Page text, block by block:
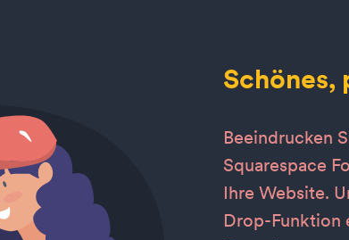
Schönes,
Beeindrucken
Squarespace
Ihre Website.
Drop-Funktion